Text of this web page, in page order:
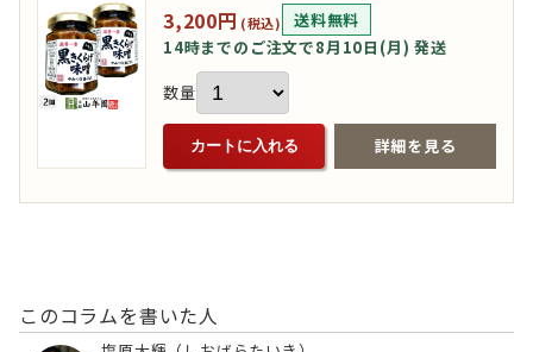
3,200円 (税込)
送料無料
14時までのご注文で8月10日(月) 発送
数量
カートに入れる 詳細を見る
このコラムを書いた人